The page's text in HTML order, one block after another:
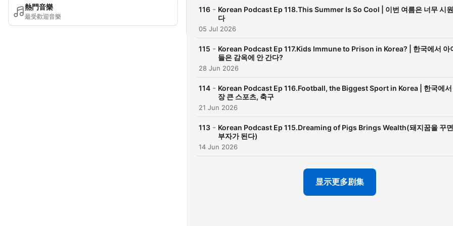
熱門音樂
最受歡迎音樂
116 - Korean Podcast Ep 118.This Summer Is So Cool | 이번 여름은 너무 시
다
05 Jul 2026
115 - Korean Podcast Ep 117.Kids Immune to Prison in Korea? | 한국에서 아
들은 감옥에 안 간다?
28 Jun 2026
114 - Korean Podcast Ep 116.Football, the Biggest Sport in Korea | 한국에서
장 큰 스포츠, 축구
21 Jun 2026
113 - Korean Podcast Ep 115.Dreaming of Pigs Brings Wealth(돼지꿈을 꾸면
부자가 된다)
14 Jun 2026
显示更多剧集